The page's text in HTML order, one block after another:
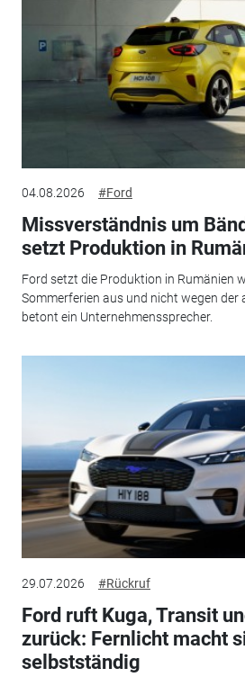
04.08.2026 #Ford
Missverständnis um
setzt Produktion in
Ford setzt die Produktion in Rumänien
Sommerferien aus und nicht wegen der
betont ein Unternehmenssprecher.
29.07.2026 #Rückruf
Ford ruft Kuga, Transit
zurück: Fernlicht macht
selbstständig